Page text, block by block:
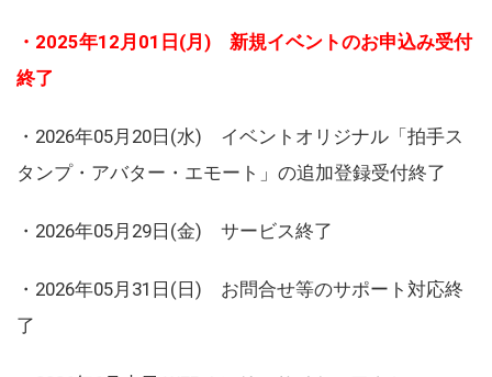
・2025年12月01日(月) 新規イベントのお申込み受付
終了
・2026年05月20日(水) イベントオリジナル「拍手ス
タンプ・アバター・エモート」の追加登録受付終了
・2026年05月29日(金) サービス終了
・2026年05月31日(日) お問合せ等のサポート対応終
了